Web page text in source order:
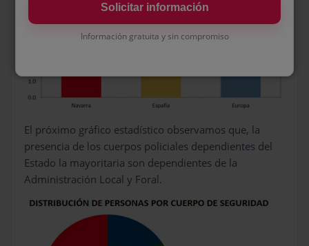
El próximo gráfico estadístico observamos que, la
presencia de los cuerpos policiales dependientes del
Estado la mayoritaria son dependientes de la
Administración Local y Foral.
Solicitar información
Información gratuita y sin compromiso